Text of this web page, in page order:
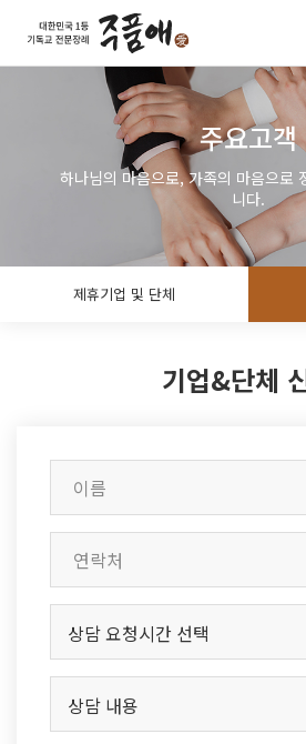
주요고객
하나님의 마음으로, 가족의 마음으로
니다.
제휴기업 및 단체
기업&단체